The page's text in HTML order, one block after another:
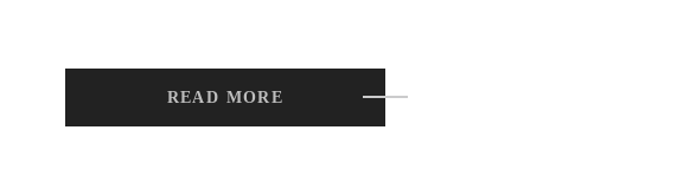
READ MORE